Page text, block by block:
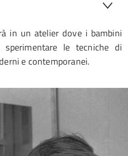
in un atelier dove i bambini
sperimentare le tecniche di
e contemporanei.